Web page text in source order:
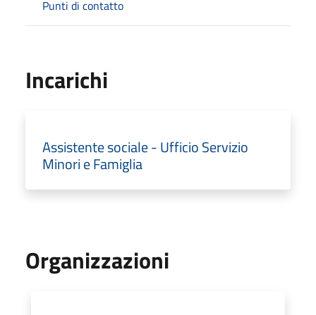
Punti di contatto
Incarichi
Assistente sociale - Ufficio Servizio
Minori e Famiglia
Organizzazioni